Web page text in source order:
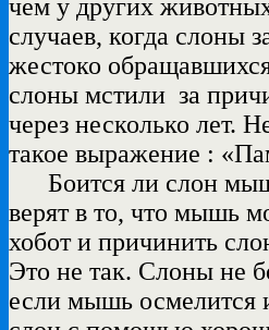
чем у других
случаев, когда слоны
жестоко
слоны мстили за
через несколько лет.
такое выражение :
Боится ли слон
верят в то, что мышь
хобот и причинить
Это не так. Слоны не
если мышь осмелится